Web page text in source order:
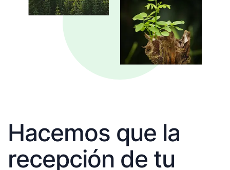
Hacemos que la
recepción de tu